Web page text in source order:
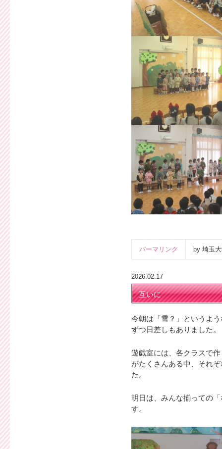
パーマリンク by 埼玉
2026.02.17
互いに
今朝は「雪？」というよ
ずつ日差しもありました。
遊戯室には、各クラスで
がたくさんある中、それ
た。
明日は、みんな揃っての
す。